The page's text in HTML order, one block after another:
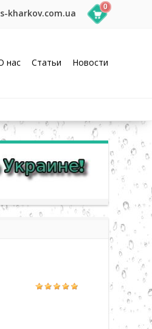
kharkov.com.ua
0
нас Статьи Новости